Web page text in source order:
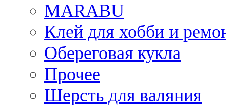
MARABU
Клей для хобби и
Обереговая кукла
Прочее
Шерсть для валяния